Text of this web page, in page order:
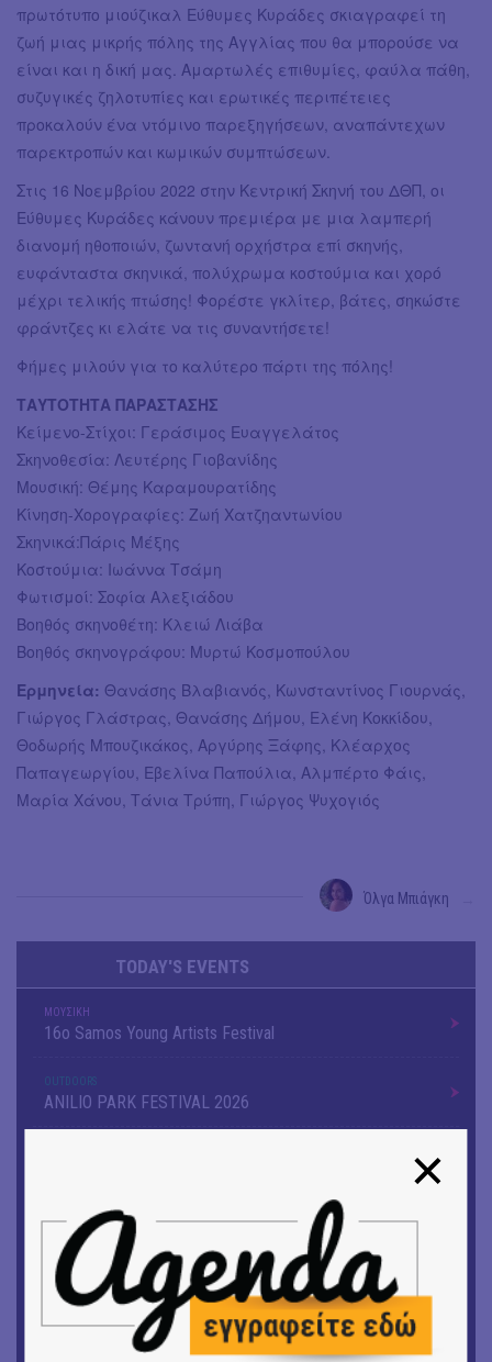
πρωτότυπο μιούζικαλ Εύθυμες Κυράδες σκιαγραφεί τη
ζωή μιας μικρής πόλης της Αγγλίας που θα μπορούσε να
είναι και η δική μας. Αμαρτωλές επιθυμίες, φαύλα πάθη,
συζυγικές ζηλοτυπίες και ερωτικές περιπέτειες
προκαλούν ένα ντόμινο παρεξηγήσεων, αναπάντεχων
παρεκτροπών και κωμικών συμπτώσεων.
Στις 16 Νοεμβρίου 2022 στην Κεντρική Σκηνή του ΔΘΠ, οι
Εύθυμες Κυράδες κάνουν πρεμιέρα με μια λαμπερή
διανομή ηθοποιών, ζωντανή ορχήστρα επί σκηνής,
ευφάνταστα σκηνικά, πολύχρωμα κοστούμια και χορό
μέχρι τελικής πτώσης! Φορέστε γκλίτερ, βάτες, σηκώστε
φράντζες κι ελάτε να τις συναντήσετε!
Φήμες μιλούν για το καλύτερο πάρτι της πόλης!
ΤΑΥΤΟΤΗΤΑ ΠΑΡΑΣΤΑΣΗΣ
Κείμενο-Στίχοι: Γεράσιμος Ευαγγελάτος
Σκηνοθεσία: Λευτέρης Γιοβανίδης
Μουσική: Θέμης Καραμουρατίδης
Κίνηση-Χορογραφίες: Ζωή Χατζηαντωνίου
Σκηνικά:Πάρις Μέξης
Κοστούμια: Ιωάννα Τσάμη
Φωτισμοί: Σοφία Αλεξιάδου
Βοηθός σκηνοθέτη: Κλειώ Λιάβα
Βοηθός σκηνογράφου: Μυρτώ Κοσμοπούλου
Ερμηνεία: Θανάσης Βλαβιανός, Κωνσταντίνος Γιουρνάς,
Γιώργος Γλάστρας, Θανάσης Δήμου, Ελένη Κοκκίδου,
Θοδωρής Μπουζικάκος, Αργύρης Ξάφης, Κλέαρχος
Παπαγεωργίου, Εβελίνα Παπούλια, Αλμπέρτο Φάις,
Μαρία Χάνου, Τάνια Τρύπη, Γιώργος Ψυχογιός
Όλγα Μπιάγκη
TODAY'S EVENTS
ΜΟΥΣΙΚΗ
16o Samos Young Artists Festival
OUTDΟORS
ANILIO PARK FESTIVAL 2026
ΘΕΑΤΡΟ / ΧΟΡΟΣ
«ΑΗ ΛΑΟΣ» | Ένα σκηνικό ρέκβιεμ για την ήττα ενός
λαού
Ομαδική έκθεση | Προσωρινά για Πάντα